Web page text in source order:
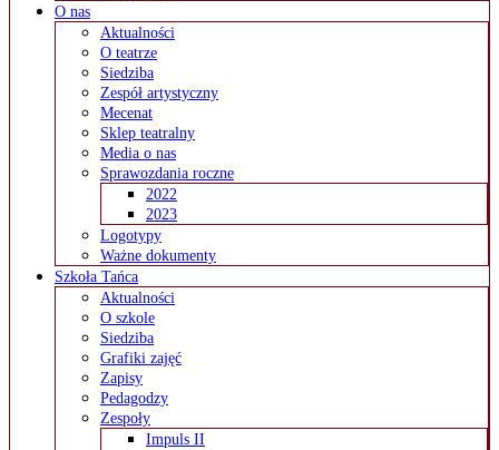
O nas
Aktualności
O teatrze
Siedziba
Zespół artystyczny
Mecenat
Sklep teatralny
Media o nas
Sprawozdania roczne
2022
2023
Logotypy
Ważne dokumenty
Szkoła Tańca
Aktualności
O szkole
Siedziba
Grafiki zajęć
Zapisy
Pedagodzy
Zespoły
Impuls II